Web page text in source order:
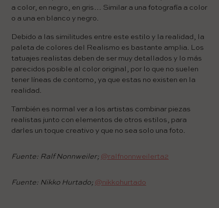
a color, en negro, en gris… Similar a una fotografía a color
o a una en blanco y negro.
Debido a las similitudes entre este estilo y la realidad, la
paleta de colores del Realismo es bastante amplia. Los
tatuajes realistas deben de ser muy detallados y lo más
parecidos posible al color original, por lo que no suelen
tener líneas de contorno, ya que estas no existen en la
realidad.
También es normal ver a los artistas combinar piezas
realistas junto con elementos de otros estilos, para
darles un toque creativo y que no sea solo una foto.
Fuente: Ralf Nonnweiler; @ralfnonnweilerta2
Fuente: Nikko Hurtado; @nikkohurtado